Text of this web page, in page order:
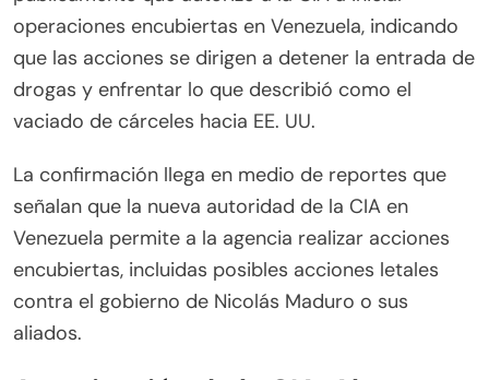
operaciones encubiertas en Venezuela, indicando
que las acciones se dirigen a detener la entrada de
drogas y enfrentar lo que describió como el
vaciado de cárceles hacia EE. UU.
La confirmación llega en medio de reportes que
señalan que la nueva autoridad de la CIA en
Venezuela permite a la agencia realizar acciones
encubiertas, incluidas posibles acciones letales
contra el gobierno de Nicolás Maduro o sus
aliados.